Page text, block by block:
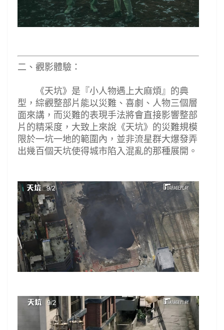
二、觀影體驗 ：
《天坑》 是 『小人物遇上大麻煩 』 的典
型，綜觀整部片能以災難 、喜劇、人物三個層
面來講，而災難的表現手法將會直接影響整部
片的精采度，大致上來說《天坑》的災難規模
限於一坑一地的範圍內，並非流星群大爆發弄
出幾百個天坑使得城市陷入混亂的那種展開。